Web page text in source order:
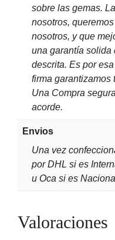
sobre las gemas.
nosotros,
nosotros, y que
una garantía solida
descrita. Es por
firma garantizamos
Una Compra
acorde.
Envios
Una vez
por DHL si es
u Oca si es
Valoraciones